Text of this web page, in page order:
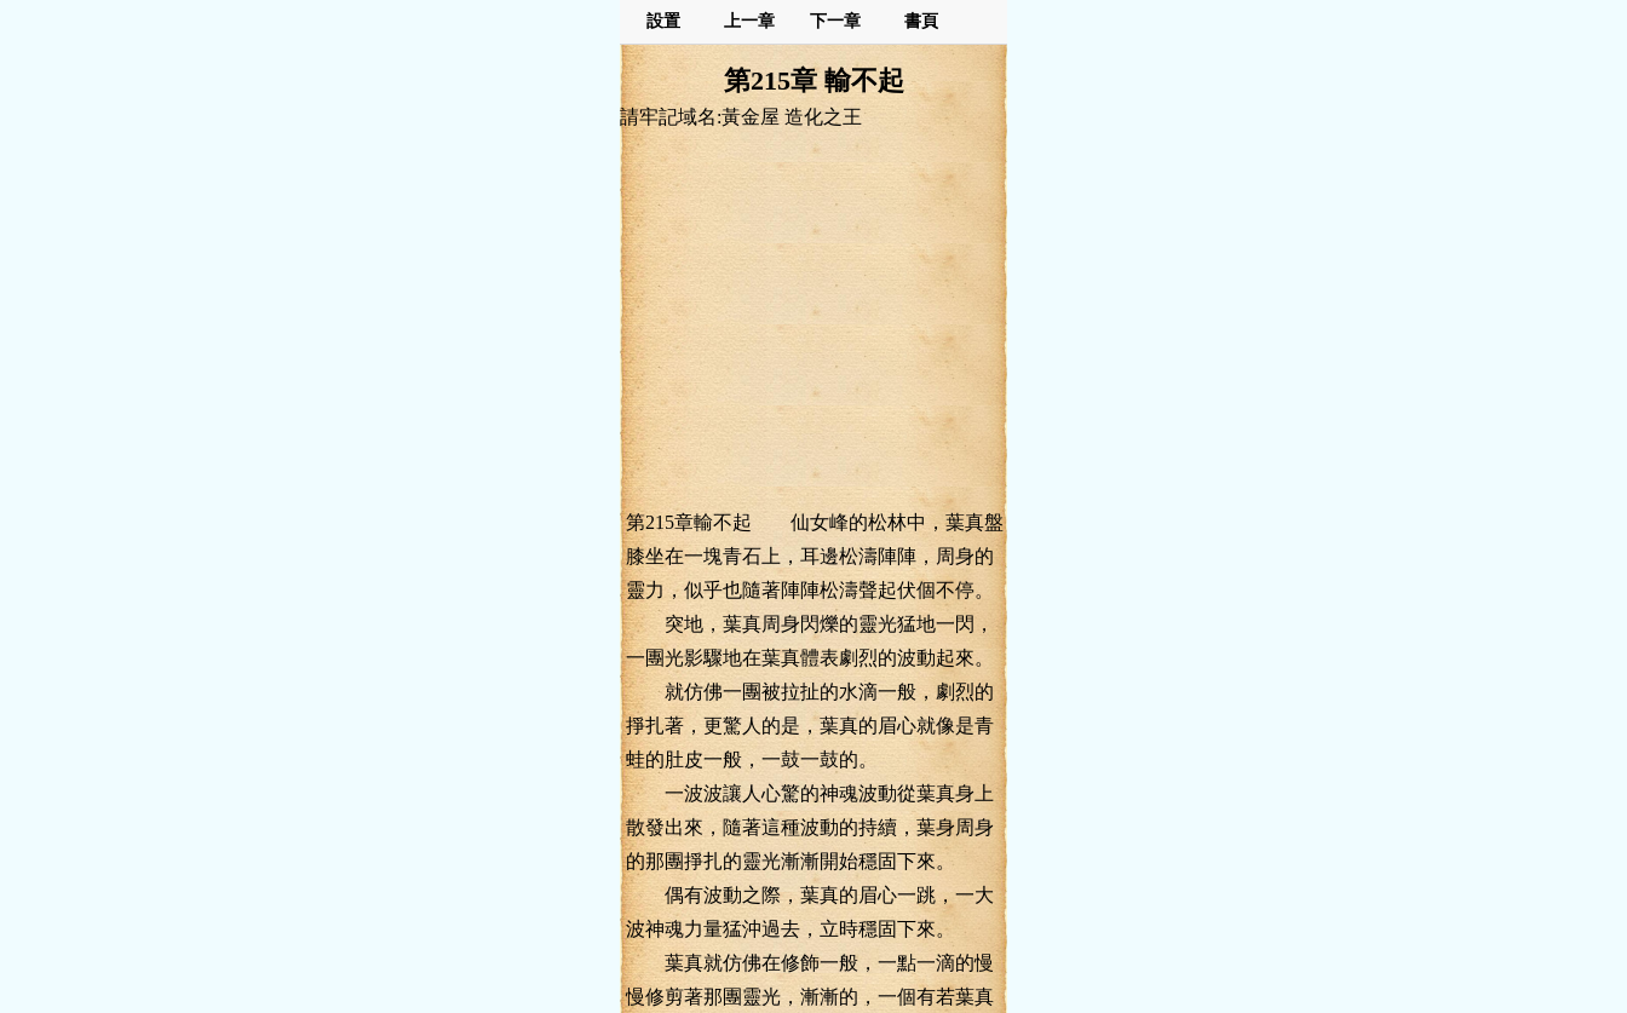
設置 上一章 下一章 書頁
第215章 輸不起
請牢記域名:黃金屋 造化之王
第215章輸不起 仙女峰的松林中，葉真盤
膝坐在一塊青石上，耳邊松濤陣陣，周身的
靈力，似乎也隨著陣陣松濤聲起伏個不停。
突地，葉真周身閃爍的靈光猛地一閃，
一團光影驟地在葉真體表劇烈的波動起來。
就仿佛一團被拉扯的水滴一般，劇烈的
掙扎著，更驚人的是，葉真的眉心就像是青
蛙的肚皮一般，一鼓一鼓的。
一波波讓人心驚的神魂波動從葉真身上
散發出來，隨著這種波動的持續，葉身周身
的那團掙扎的靈光漸漸開始穩固下來。
偶有波動之際，葉真的眉心一跳，一大
波神魂力量猛沖過去，立時穩固下來。
葉真就仿佛在修飾一般，一點一滴的慢
慢修剪著那團靈光，漸漸的，一個有若葉真